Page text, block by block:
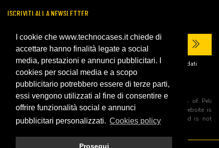
I cookie che www.technocases.it chiede di
accettare hanno finalità legate a social
media, prestazioni e annunci pubblicitari. I
cookies per social media e a scopo
pubblicitario potrebbero essere di terze parti,
essi vengono utilizzati al fine di consentire e
offrire funzionalità social e annunci
pubblicitari personalizzati. Cookies policy
Prosegui
ISCRIVITI ALLA NEWSLETTER
Ho letto laprivacy policy del sito e acconsento al trattamento dei miei dati
personali per ricevere comunicazioni commerciali.
All trademarks are registered and/or unregistered trademarks of Peli
Products, S.L.U. its parents, subsiadiries and affiliates. This website is
independently owned and operated by Technopartner SRL and is not
owned by Peli Products, S.L.U